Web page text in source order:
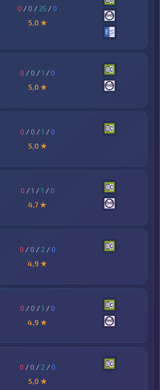
0 / 0 / 25 /0
5,0 ★
0 / 0 /1 /0
5,0 ★
0 / 0 /1 /0
5,0 ★
0 /1 /1 /0
4,7 ★
0 / 0 / 2 /0
4,9 ★
0 / 0 /1 /0
4,9 ★
0 / 0 / 2 /0
5,0 ★